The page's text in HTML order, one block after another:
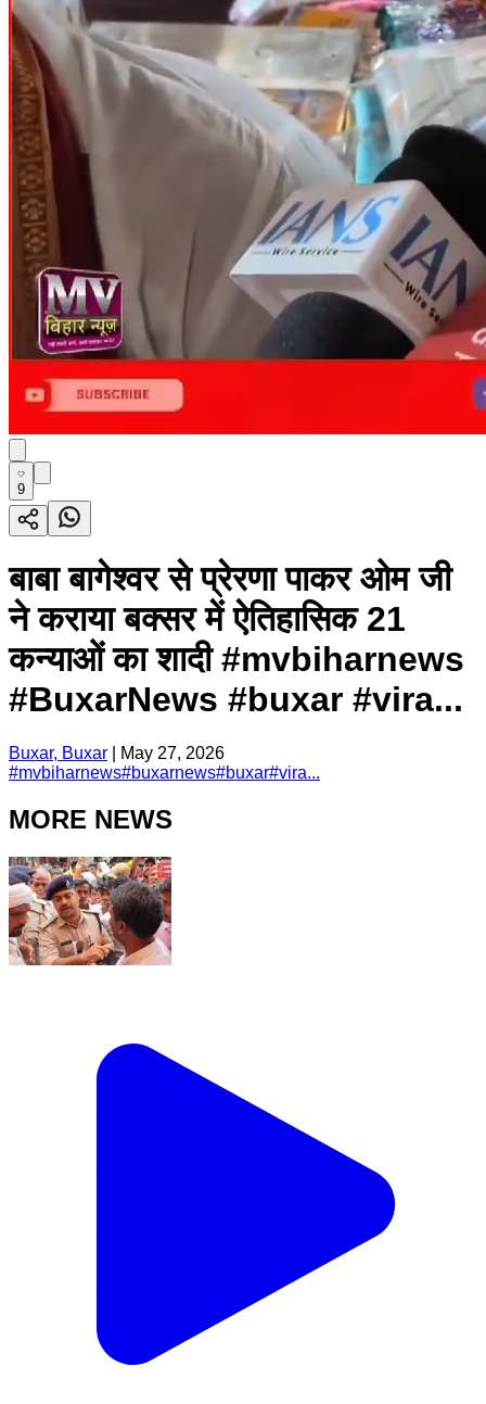
9
बाबा बागेश्वर से प्रेरणा पाकर ओम जी
ने कराया बक्सर में ऐतिहासिक 21
कन्याओं का शादी #mvbiharnews
#BuxarNews #buxar #vira...
Buxar, Buxar
May 27, 2026
#mvbiharnews#buxarnews#buxar#vira...
MORE NEWS